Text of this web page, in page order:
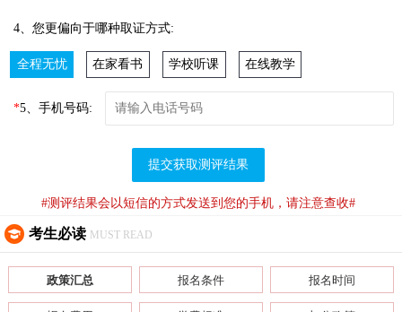
4、您更偏向于哪种取证方式:
全程无忧 在家看书 学校听课 在线教学
*5、手机号码:
提交获取测评结果
#测评结果会以短信的方式发送到您的手机，请注意查收#
考生必读 MUST READ
政策汇总 报名条件 报名时间